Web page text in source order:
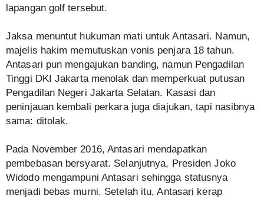
lapangan golf tersebut.
Jaksa menuntut hukuman mati untuk Antasari. Namun,
majelis hakim memutuskan vonis penjara 18 tahun.
Antasari pun mengajukan banding, namun Pengadilan
Tinggi DKI Jakarta menolak dan memperkuat putusan
Pengadilan Negeri Jakarta Selatan. Kasasi dan
peninjauan kembali perkara juga diajukan, tapi nasibnya
sama: ditolak.
Pada November 2016, Antasari mendapatkan
pembebasan bersyarat. Selanjutnya, Presiden Joko
Widodo mengampuni Antasari sehingga statusnya
menjadi bebas murni. Setelah itu, Antasari kerap